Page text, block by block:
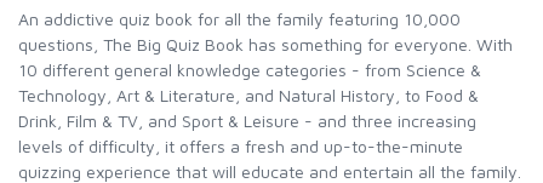
An addictive quiz book for all the family featuring 10,000
questions, The Big Quiz Book has something for everyone. With
10 different general knowledge categories - from Science &
Technology, Art & Literature, and Natural History, to Food &
Drink, Film & TV, and Sport & Leisure - and three increasing
levels of difficulty, it offers a fresh and up-to-the-minute
quizzing experience that will educate and entertain all the family.